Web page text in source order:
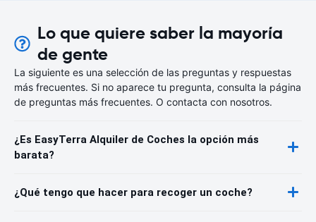
Lo que quiere saber la mayoría
de gente
La siguiente es una selección de las preguntas y respuestas
más frecuentes. Si no aparece tu pregunta, consulta la página
de preguntas más frecuentes. O contacta con nosotros.
¿Es EasyTerra Alquiler de Coches la opción más
barata?
¿Qué tengo que hacer para recoger un coche?